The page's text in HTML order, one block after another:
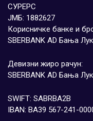
СУРЕРС
ЈМБ: 1882627
Корисничке банке и
SBERBANK AD Бања
Девизни жиро рачун:
SBERBANK AD Бања
SWIFT: SABRBA2B
IBAN: BA39 567-241-